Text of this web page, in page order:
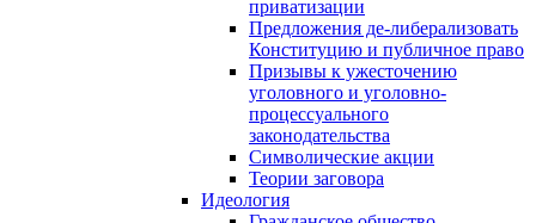
приватизации
Предложения де-либерализовать
Конституцию и публичное право
Призывы к ужесточению
уголовного и уголовно-
процессуального
законодательства
Символические акции
Теории заговора
Идеология